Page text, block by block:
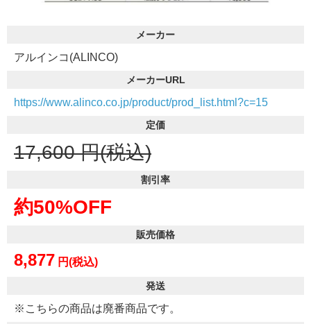
メーカー
アルインコ(ALINCO)
メーカーURL
https://www.alinco.co.jp/product/prod_list.html?c=15
定価
17,600 円(税込)
割引率
約50%OFF
販売価格
8,877 円(税込)
発送
※こちらの商品は廃番商品です。